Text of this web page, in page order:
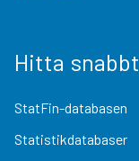
Hitta snabbt
StatFin-databasen
Statistikdatabaser